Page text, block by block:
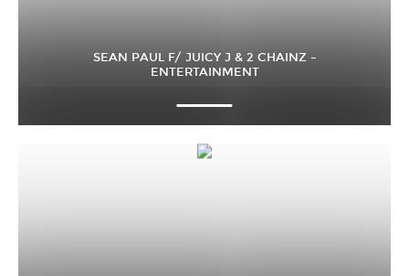
SEAN PAUL F/ JUICY J & 2 CHAINZ –
ENTERTAINMENT